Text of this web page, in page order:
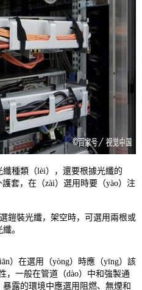
種類（lèi），還要根據光纖的
套，在（zài）選用時要（yào）注
鎧裝光纖，架空時，可選用兩根或
。
）在選用（yòng）時應（yīng）該
，一般在管道（dào）中和強製通
露的環境中應選用阻燃、無煙和